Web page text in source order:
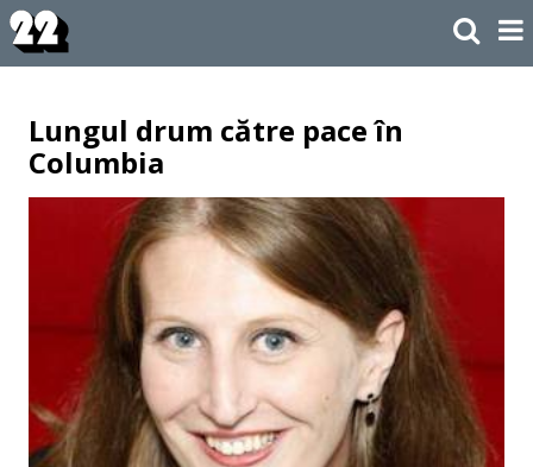
Lungul drum către pace în
Columbia